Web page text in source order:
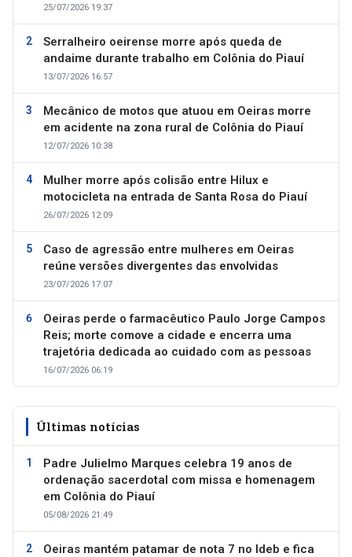
25/07/2026 19:37
Serralheiro oeirense morre após queda de
andaime durante trabalho em Colônia do Piauí
13/07/2026 16:57
Mecânico de motos que atuou em Oeiras morre
em acidente na zona rural de Colônia do Piauí
12/07/2026 10:38
Mulher morre após colisão entre Hilux e
motocicleta na entrada de Santa Rosa do Piauí
26/07/2026 12:09
Caso de agressão entre mulheres em Oeiras
reúne versões divergentes das envolvidas
23/07/2026 17:07
Oeiras perde o farmacêutico Paulo Jorge Campos
Reis; morte comove a cidade e encerra uma
trajetória dedicada ao cuidado com as pessoas
16/07/2026 06:19
Últimas notícias
Padre Julielmo Marques celebra 19 anos de
ordenação sacerdotal com missa e homenagem
em Colônia do Piauí
05/08/2026 21:49
Oeiras mantém patamar de nota 7 no Ideb e fica